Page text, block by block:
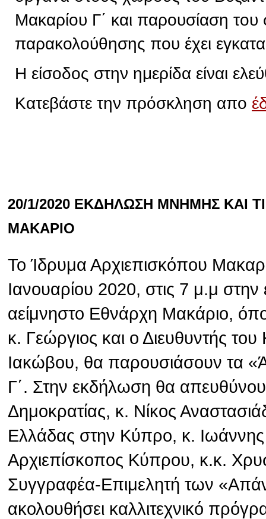
Μακαρίου Γ΄ και παρουσίαση του
παρακολούθησης που έχει
Η είσοδος στην ημερίδα είναι
Κατεβάστε την πρόσκληση απο
20/1/2020 ΕΚΔΗΛΩΣΗ ΜΝΗΜΗΣ ΚΑΙ
ΜΑΚΑΡΙΟ
Το Ίδρυμα Αρχιεπισκόπου
Ιανουαρίου 2020, στις 7 μ.μ
αείμνηστο Εθνάρχη Μακάριο,
κ. Γεώργιος και ο Διευθυντής
Ιακώβου, θα παρουσιάσουν τα
Γ΄. Στην εκδήλωση θα
Δημοκρατίας, κ. Νίκος
Ελλάδας στην Κύπρο, κ.
Αρχιεπίσκοπος Κύπρου, κ.κ.
Συγγραφέα-Επιμελητή των
ακολουθήσει καλλιτεχνικό